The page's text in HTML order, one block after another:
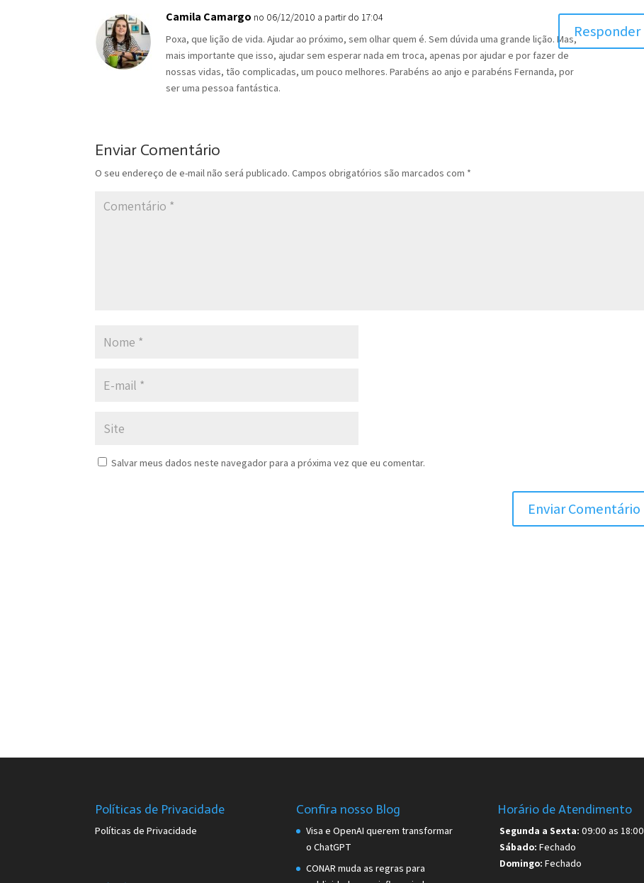
Camila Camargo no 06/12/2010 a partir do 17:04
Poxa, que lição de vida. Ajudar ao próximo, sem olhar quem é. Sem dúvida uma grande lição. Mas,
mais importante que isso, ajudar sem esperar nada em troca, apenas por ajudar e por fazer de
nossas vidas, tão complicadas, um pouco melhores. Parabéns ao anjo e parabéns Fernanda, por
ser uma pessoa fantástica.
Responder
Enviar Comentário
O seu endereço de e-mail não será publicado. Campos obrigatórios são marcados com *
Salvar meus dados neste navegador para a próxima vez que eu comentar.
Políticas de Privacidade
Políticas de Privacidade
Confira nosso Blog
Visa e OpenAI querem transformar
o ChatGPT
CONAR muda as regras para
Horário de Atendimento
Segunda a Sexta: 09:00 as 18:00
Sábado: Fechado
Domingo: Fechado